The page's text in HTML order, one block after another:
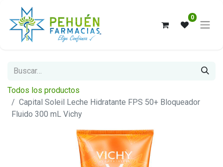
0
Todos los productos
Capital Soleil Leche Hidratante FPS 50+ Bloqueador
Fluido 300 mL Vichy